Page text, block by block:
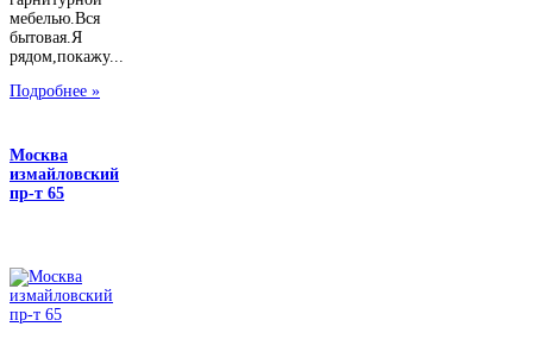
мебелью.Вся
бытовая.Я
рядом,покажу...
Подробнее »
Москва
измайловский
пр-т 65